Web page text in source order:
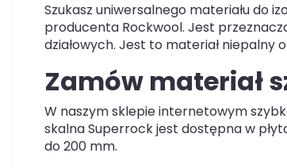
Szukasz uniwersalnego materiału do
producenta Rockwool. Jest
działowych. Jest to materiał niepalny
Zamów materiał
W naszym sklepie internetowym
skalna Superrock jest dostępna w
do 200 mm.